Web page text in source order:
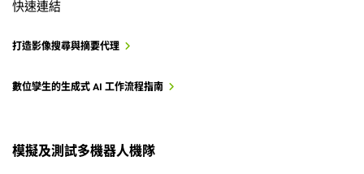
快速連結
打造影像搜尋與摘要代理
數位孿生的生成式 AI 工作流程指南
模擬及測試多機器人機隊